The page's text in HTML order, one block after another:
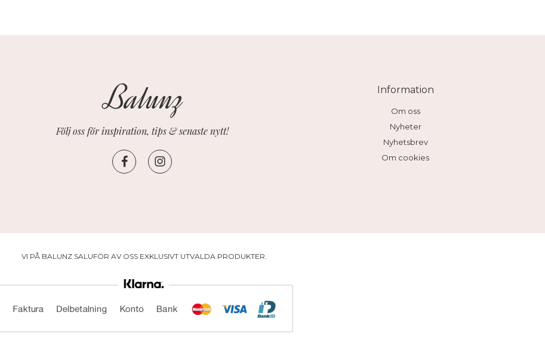
Följ oss för inspiration, tips & senaste nytt!
Information
Om oss
Nyheter
Nyhetsbrev
Om cookies
VI PÅ BALUNZ SALUFÖR AV OSS EXKLUSIVT UTVALDA PRODUKTER.